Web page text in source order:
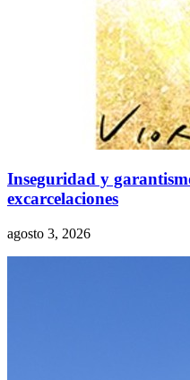
Inseguridad y
excarcelaciones
agosto 3, 2026